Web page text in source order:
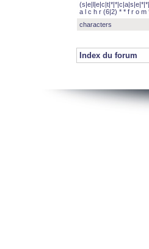
a l c h r (6|2) * * f r o m
characters
Index du forum